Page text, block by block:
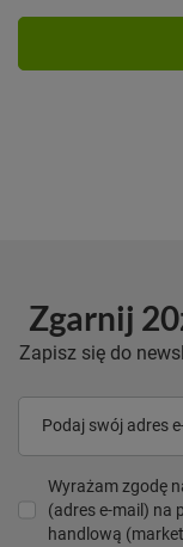
Zgarnij
Zapisz się do
Podaj swój adres
Wyrażam zgodę
(adres e-mail) na
handlową